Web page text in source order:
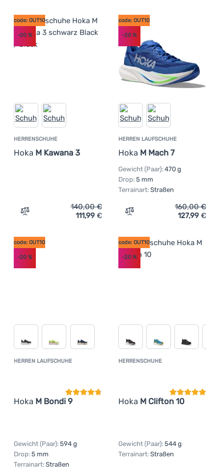
HERRENSCHUHE
Hoka M Kawana 3
code: OUT10
-20 %
Zum Vergleich 'Herrenschuhe Hoka M Kawana 3'
140,00€
111,99 €
HERREN LAUFSCHUHE
Hoka M Mach 7
code: OUT10
-20%
Gewicht (Paar): 470 g
Drop: 5 mm
Terrainart: Straßen
Zum Vergleich 'Herren
160,00€
127,99 €
HERREN LAUFSCHUHE
Hoka M Bondi 9
Kundenbewertung
code: OUT10
-20 %
Gewicht (Paar): 594 g
Drop: 5 mm
Terrainart: Straßen
HERRENSCHUHE
Hoka M Clifton 10
code: OUT10
-20%
Gewicht (Paar): 544 g
Terrainart: Straßen